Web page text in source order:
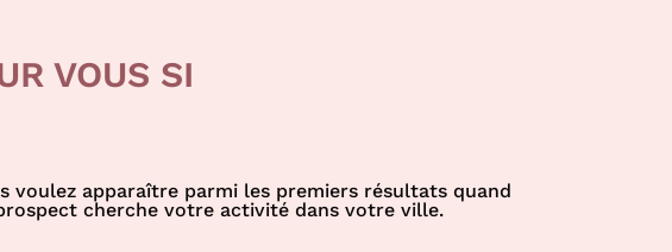
VOUS SI
voulez apparaître parmi les premiers résultats quand
cherche votre activité dans votre ville.